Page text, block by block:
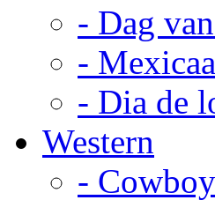
- Dag
-
- Dia de
Western
-